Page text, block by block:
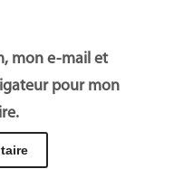
mon e-mail et
pour mon